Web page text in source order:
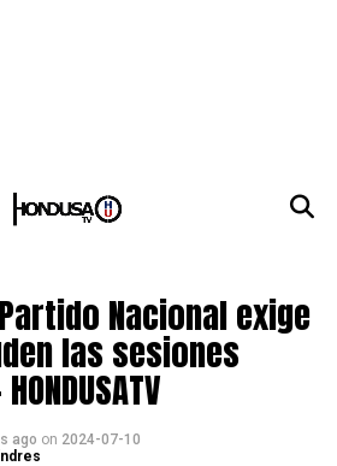
Nacional exige
las sesiones
ago on 2024-07-10